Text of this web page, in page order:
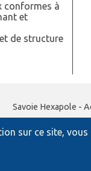
sur ce site,
conformes à
et
de structure
Savoie Hexapole -